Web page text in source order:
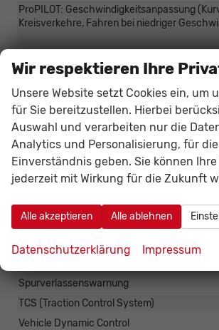
ProPILOT: Geschwindigkeitsanpassung
Kreisverkehre, Fahren bei niedriger
Verkehrsschilderkennung
ProPILOT: Hands-off Notstopp
ProPILOT: Intelligenter Spurhalteassistent
ProPILOT: Traffic Jam Pilot
Rear Cross Traffic Alert
Reifenreparaturset
Rückfahrkamera
Spurverlassenswarnung
TCS (Traction Control System)
Vehicle Dynamic Control
Wir respektieren Ihre
Unsere Website setzt Cookies ein, um
für Sie bereitzustellen. Hierbei
Auswahl und verarbeiten nur die
Analytics und Personalisierung, für
Einverständnis geben. Sie können
jederzeit mit Wirkung für die Zukunft
Alle akzeptieren Alle ablehnen
Datenschutzerklärung Impressum